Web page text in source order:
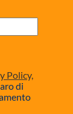
Policy,
di